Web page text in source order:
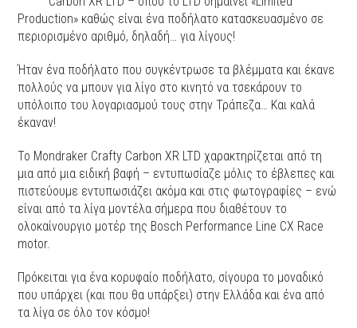
Production» καθώς είναι ένα ποδήλατο κατασκευασμένο σε
περιορισμένο αριθμό, δηλαδή… για λίγους!
Ήταν ένα ποδήλατο που συγκέντρωσε τα βλέμματα και έκανε
πολλούς να μπουν για λίγο στο κινητό να τσεκάρουν το
υπόλοιπο του λογαριασμού τους στην Τράπεζα… Και καλά
έκαναν!
Το Mondraker Crafty Carbon XR LTD χαρακτηρίζεται από τη
μια από μια ειδική βαφή – εντυπωσίαζε μόλις το έβλεπες και
πιστεύουμε εντυπωσιάζει ακόμα και στις φωτογραφίες – ενώ
είναι από τα λίγα μοντέλα σήμερα που διαθέτουν το
ολοκαίνουργιο μοτέρ της Bosch Performance Line CX Race
motor.
Πρόκειται για ένα κορυφαίο ποδήλατο, σίγουρα το μοναδικό
που υπάρχει (και που θα υπάρξει) στην Ελλάδα και ένα από
τα λίγα σε όλο τον κόσμο!